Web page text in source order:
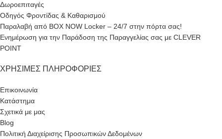
Δωροεπιταγές
Οδηγός Φροντίδας & Καθαρισμού
Παραλαβή από BOX NOW Locker – 24/7 στην πόρτα σας!
Ενημέρωση για την Παράδοση της Παραγγελίας σας με CLEVER
POINT
ΧΡΉΣΙΜΕΣ ΠΛΗΡΟΦΟΡΊΕΣ
Επικοινωνία
Κατάστημα
Σχετικά με μας
Blog
Πολιτική Διαχείρισης Προσωπικών Δεδομένων